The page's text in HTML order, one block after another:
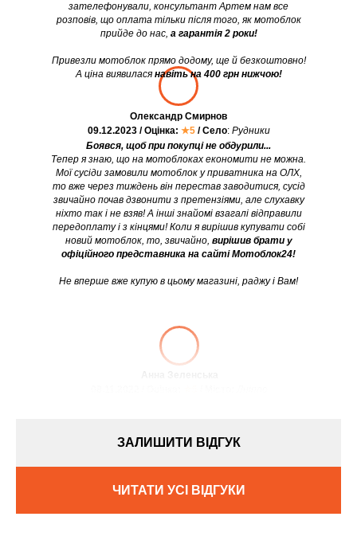
Боявся, щоб при покупці не обдурили...
Тепер я знаю, що на мотоблоках економити не можна.
Мої сусіди замовили мотоблок у приватника на ОЛХ,
то вже через тиждень він перестав заводитися, сусід
звичайно почав дзвонити з претензіями, але слухавку
ніхто так і не взяв! А інші знайомі взагалі відправили
передоплату і з кінцями! Коли я вирішив купувати собі
новий мотоблок, то, звичайно, вирішив брати у
офіційного представника на сайті Мотоблок24!
Не вперше вже купую в цьому магазині, раджу і Вам!
Олександр Смирнов
09.12.2023 / Оцінка: ★5 / Село: Рудники
зателефонували, консультант Артем нам все
розповів, що оплата тільки після того, як мотоблок
прийде до нас, а гарантія 2 роки!
Привезли мотоблок прямо додому, ще й безкоштовно!
А ціна виявилася навіть на 400 грн нижчою!
Анна Зеленська
ЗАЛИШИТИ ВІДГУК
ЧИТАТИ УСІ ВІДГУКИ